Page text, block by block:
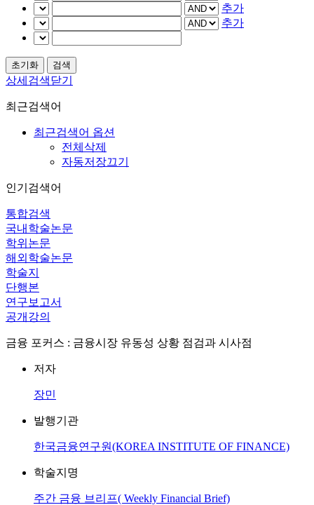
추가
추가
상세검색닫기
최근검색어
최근검색어 옵션
전체삭제
자동저장끄기
인기검색어
통합검색
국내학술논문
학위논문
해외학술논문
학술지
단행본
연구보고서
공개강의
금융 포커스 : 금융시장 유동성 상황 점검과 시사점
저자
장민
발행기관
한국금융연구원(KOREA INSTITUTE OF FINANCE)
학술지명
주간 금융 브리프( Weekly Financial Brief)